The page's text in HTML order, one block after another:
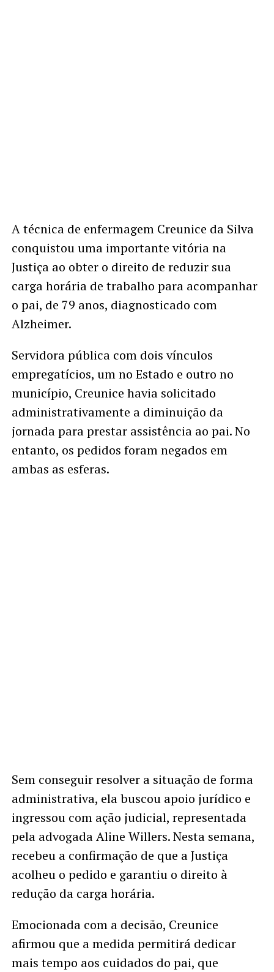
A técnica de enfermagem Creunice da Silva
conquistou uma importante vitória na
Justiça ao obter o direito de reduzir sua
carga horária de trabalho para acompanhar
o pai, de 79 anos, diagnosticado com
Alzheimer.
Servidora pública com dois vínculos
empregatícios, um no Estado e outro no
município, Creunice havia solicitado
administrativamente a diminuição da
jornada para prestar assistência ao pai. No
entanto, os pedidos foram negados em
ambas as esferas.
Sem conseguir resolver a situação de forma
administrativa, ela buscou apoio jurídico e
ingressou com ação judicial, representada
pela advogada Aline Willers. Nesta semana,
recebeu a confirmação de que a Justiça
acolheu o pedido e garantiu o direito à
redução da carga horária.
Emocionada com a decisão, Creunice
afirmou que a medida permitirá dedicar
mais tempo aos cuidados do pai, que